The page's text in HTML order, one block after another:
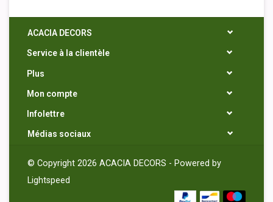
ACACIA DECORS
Service à la clientèle
Plus
Mon compte
Infolettre
Médias sociaux
© Copyright 2026 ACACIA DECORS - Powered by
Lightspeed